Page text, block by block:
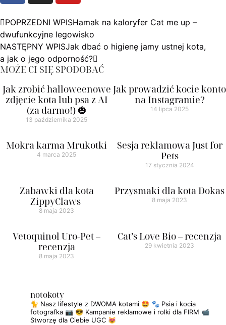
POPRZEDNI WPISHamak na kaloryfer Cat me up –
dwufunkcyjne legowisko
NASTĘPNY WPISJak dbać o higienę jamy ustnej kota,
a jak o jego odporność?
MOŻE CI SIĘ SPODOBAĆ
Jak zrobić halloweenowe
zdjęcie kota lub psa z AI
(za darmo!) 🎃
13 października 2025
Jak prowadzić kocie konto
na Instagramie?
14 lipca 2025
Mokra karma Mrukotki
4 marca 2025
Sesja reklamowa Just for
Pets
17 stycznia 2024
Zabawki dla kota
ZippyClaws
8 maja 2023
Przysmaki dla kota Dokas
8 maja 2023
Vetoquinol Uro-Pet –
recenzja
8 maja 2023
Cat’s Love Bio – recenzja
29 kwietnia 2023
notokoty
🐈 Nasz lifestyle z DWOMA kotami 🤩 🐾 Psia i kocia
fotografka 📷 😎 Kampanie reklamowe i rolki dla FIRM 📹
Stworzę dla Ciebie UGC 😻